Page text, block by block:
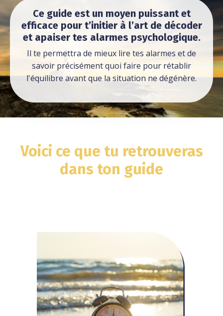
Ce guide est un moyen puissant et
efficace pour t’initier à l’art de décoder
et apaiser tes alarmes psychologique.
Il te permettra de mieux lire tes alarmes et de
savoir précisément quoi faire pour rétablir
l'équilibre avant que la situation ne dégénère.
Voici ce que tu retrouveras
dans ton guide